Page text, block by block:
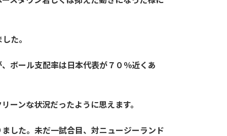
た。
ボール支配率は日本代表が７０％近くあ
ーンな状況だったように思えます。
した。未だ一試合目、対ニュージーランド